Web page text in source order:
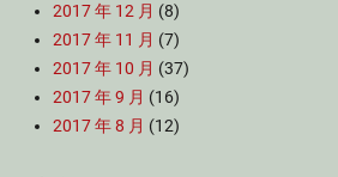
2017 年 12 月 (8)
2017 年 11 月 (7)
2017 年 10 月 (37)
2017 年 9 月 (16)
2017 年 8 月 (12)